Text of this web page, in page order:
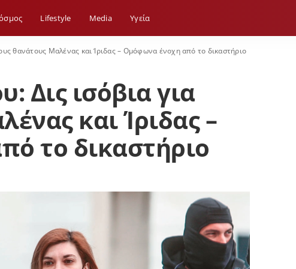
Lifestyle Media Yγεία
θανάτους Μαλένας και Ίριδας – Ομόφωνα ένοχη από το δικαστήριο
Δις ισόβια για
και Ίριδας –
το δικαστήριο